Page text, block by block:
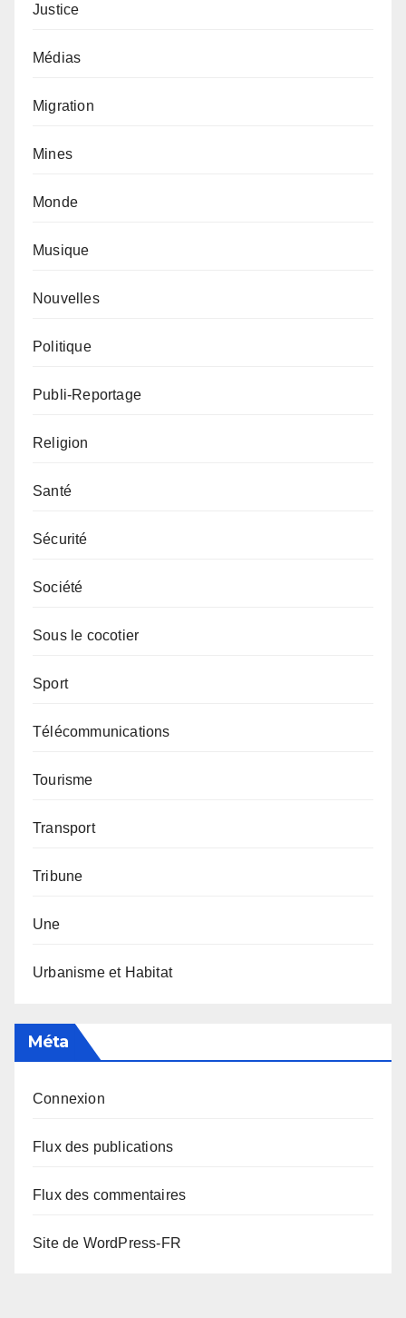
Justice
Médias
Migration
Mines
Monde
Musique
Nouvelles
Politique
Publi-Reportage
Religion
Santé
Sécurité
Société
Sous le cocotier
Sport
Télécommunications
Tourisme
Transport
Tribune
Une
Urbanisme et Habitat
Méta
Connexion
Flux des publications
Flux des commentaires
Site de WordPress-FR